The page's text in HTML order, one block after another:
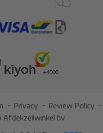
Privacy
Review Policy
bv